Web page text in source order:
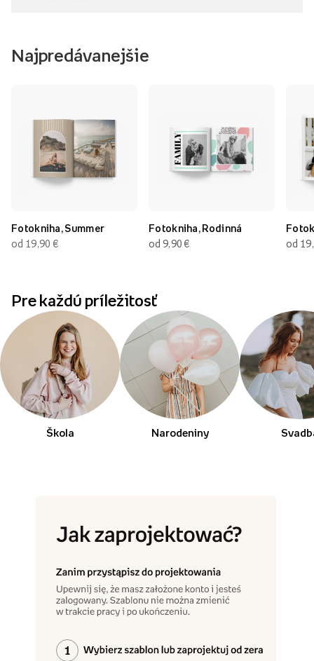
Najpredávanejšie
Fotokniha, Summer
od 19,90 €
Fotokniha, Rodinná
od 9,90 €
od
Pre každú príležitosť
Škola Narodeniny